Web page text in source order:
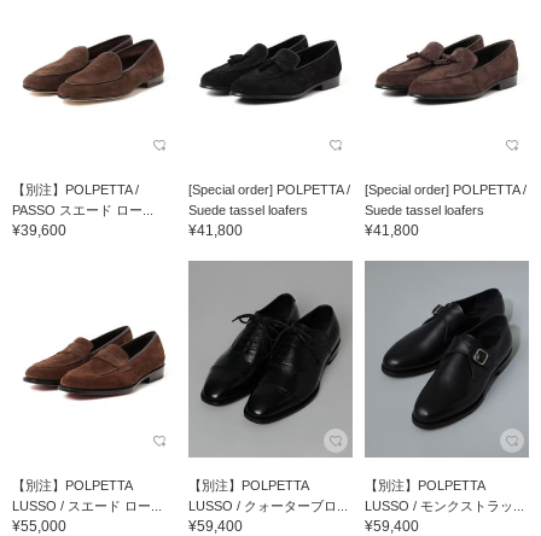
【別注】POLPETTA /
PASSO スエード ロー...
¥39,600
[Special order] POLPETTA /
Suede tassel loafers
¥41,800
[Special order] POLPETTA /
Suede tassel loafers
¥41,800
【別注】POLPETTA
LUSSO / スエード ロー...
¥55,000
【別注】POLPETTA
LUSSO / クォーターブロ...
¥59,400
【別注】POLPETTA
LUSSO / モンクストラッ...
¥59,400